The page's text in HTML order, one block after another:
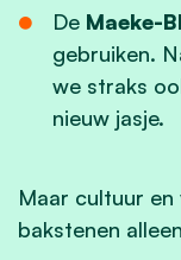
De Maeke-
gebruiken.
we straks
nieuw jasje.
Maar cultuur
bakstenen